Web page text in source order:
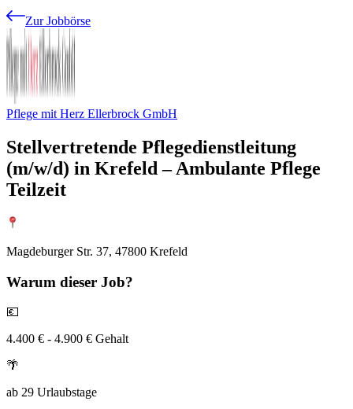
Zur Jobbörse
Pflege mit Herz Ellerbrock GmbH
Stellvertretende Pflegedienstleitung
(m/w/d) in Krefeld – Ambulante Pflege
Teilzeit
Magdeburger Str. 37, 47800 Krefeld
Warum dieser Job?
💶
4.400 € - 4.900 € Gehalt
🌴
ab 29 Urlaubstage